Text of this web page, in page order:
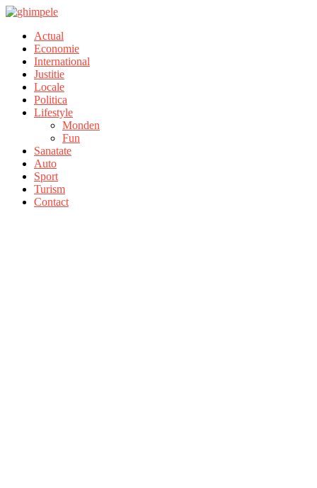
Actual
Economie
International
Justitie
Locale
Politica
Lifestyle
Monden
Fun
Sanatate
Auto
Sport
Turism
Contact